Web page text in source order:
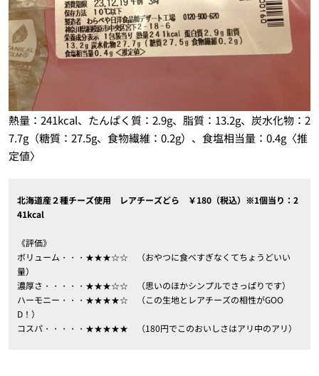
熱量：241kcal、たんぱく質：2.9g、脂質：13.2g、炭水化物：2
7.7g（糖質：27.5g、食物繊維：0.2g）、食塩相当量：0.4g〈推
定値〉
北海道産２種チーズ使用 レアチーズどら ￥180（税込）※1個当り：2
41kcal
《評価》
ボリューム・・・★★★☆☆ （おやつに食べすぎなくてちょうどいい
量）
濃厚さ・・・・・★★★☆☆ （思いのほかシンプルでさっぱりです）
ハーモニー・・・★★★★☆ （この生地とレアチーズの相性がGOO
D！）
コスパ・・・・・★★★★★ （180円でこのおいしさはアリ中のアリ）